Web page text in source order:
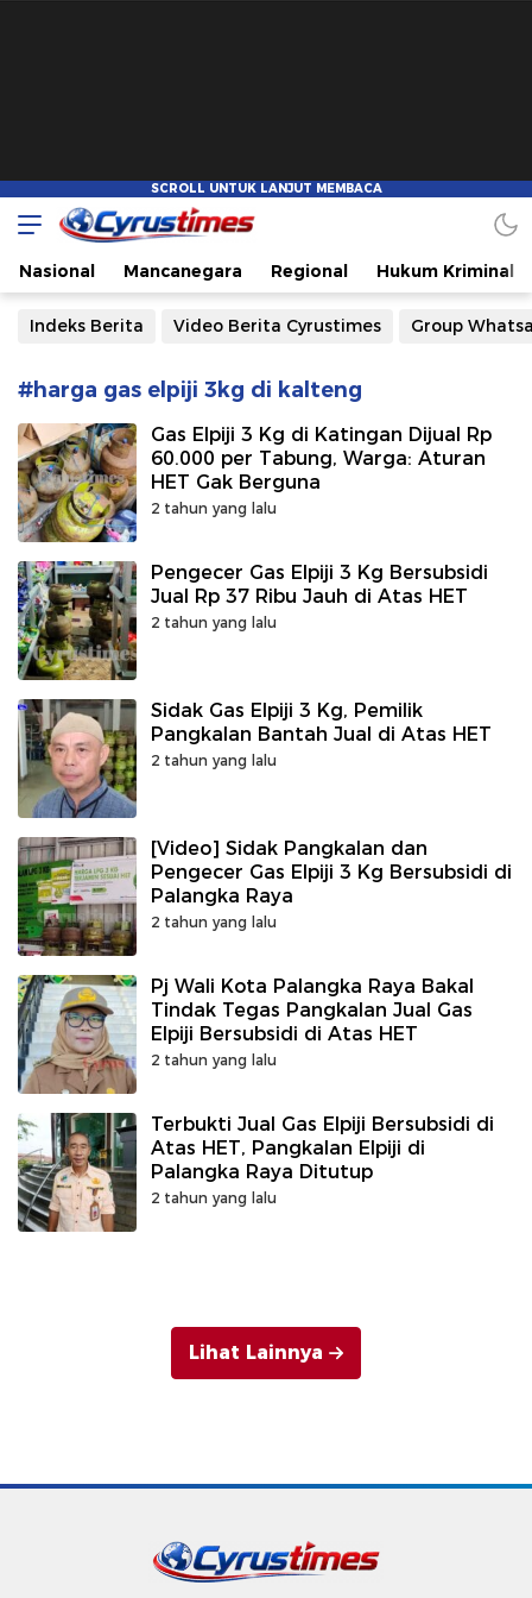
Cyrustimes.com
Cepat Tajam dan Akurat
Nasional Mancanegara Regional Hukum Kriminal
Indeks Berita Video Berita Cyrustimes Group
#harga gas elpiji 3kg di kalteng
Gas Elpiji 3 Kg di Katingan Dijual Rp
60.000 per Tabung, Warga: Aturan
HET Gak Berguna
2 tahun yang lalu
Pengecer Gas Elpiji 3 Kg Bersubsidi
Jual Rp 37 Ribu Jauh di Atas HET
2 tahun yang lalu
Sidak Gas Elpiji 3 Kg, Pemilik
Pangkalan Bantah Jual di Atas HET
2 tahun yang lalu
[Video] Sidak Pangkalan dan
Pengecer Gas Elpiji 3 Kg Bersubsidi di
Palangka Raya
2 tahun yang lalu
Pj Wali Kota Palangka Raya Bakal
Tindak Tegas Pangkalan Jual Gas
Elpiji Bersubsidi di Atas HET
2 tahun yang lalu
Terbukti Jual Gas Elpiji Bersubsidi di
Atas HET, Pangkalan Elpiji di
Palangka Raya Ditutup
2 tahun yang lalu
Lihat Lainnya